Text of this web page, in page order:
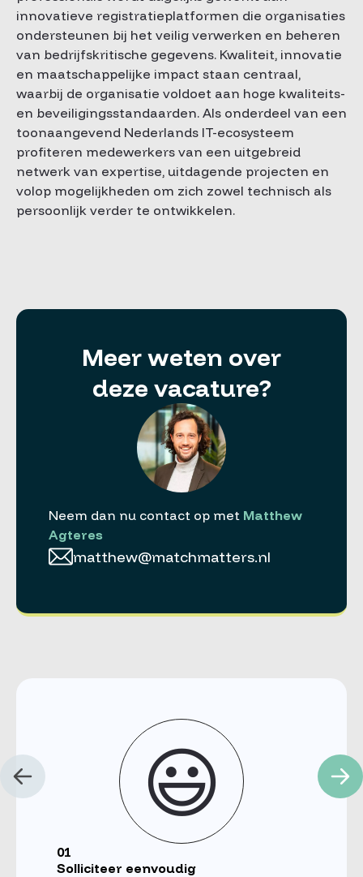
innovatieve registratieplatformen die organisaties
ondersteunen bij het veilig verwerken en beheren
van bedrijfskritische gegevens. Kwaliteit, innovatie
en maatschappelijke impact staan centraal,
waarbij de organisatie voldoet aan hoge kwaliteits-
en beveiligingsstandaarden. Als onderdeel van een
toonaangevend Nederlands IT-ecosysteem
profiteren medewerkers van een uitgebreid
netwerk van expertise, uitdagende projecten en
volop mogelijkheden om zich zowel technisch als
persoonlijk verder te ontwikkelen.
Meer weten over
deze vacature?
Neem dan nu contact op met Matthew
Agteres
matthew@matchmatters.nl
😃
01
Solliciteer eenvoudig